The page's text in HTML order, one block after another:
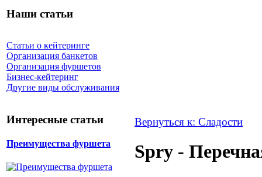
Наши статьи
Статьи о кейтеринге
Организация банкетов
Организация фуршетов
Бизнес-кейтеринг
Другие виды обслуживания
Интересные статьи
Преимущества фуршета
Вернуться к: Сладости
Spry -